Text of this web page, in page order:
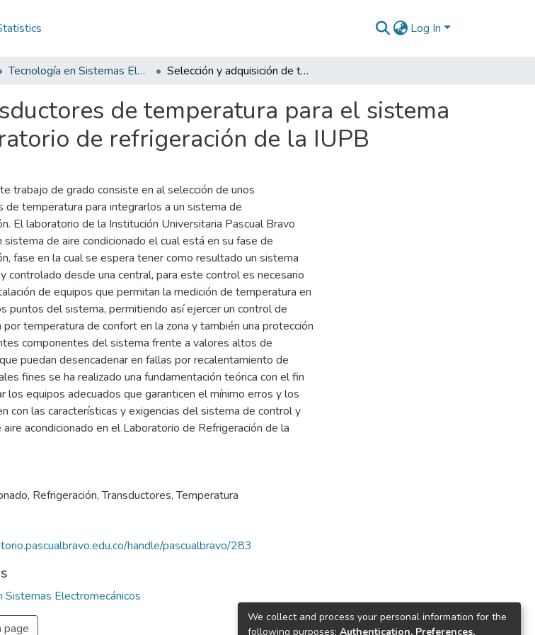
Log In
Tecnología en Sistemas Electromecánicos Selección y adquisición de transductores de temperatura para el sistema de aire acondicionado del laboratorio de refrigeración de la IUPB
de temperatura para el sistema
de refrigeración de la IUPB
trabajo de grado consiste en al selección de unos
de temperatura para integrarlos a un sistema de
El laboratorio de la Institución Universitaria Pascual Bravo
sistema de aire condicionado el cual está en su fase de
fase en la cual se espera tener como resultado un sistema
controlado desde una central, para este control es necesario
de equipos que permitan la medición de temperatura en
puntos del sistema, permitiendo así ejercer un control de
por temperatura de confort en la zona y también una protección
componentes del sistema frente a valores altos de
puedan desencadenar en fallas por recalentamiento de
fines se ha realizado una fundamentación teórica con el fin
los equipos adecuados que garanticen el mínimo erros y los
con las características y exigencias del sistema de control y
acondicionado en el Laboratorio de Refrigeración de la
, Refrigeración,Transductores,Temperatura
handle/pascualbravo/283
Sistemas Electromecánicos
page
We collect and process your personal information for the
following purposes: Authentication, Preferences,